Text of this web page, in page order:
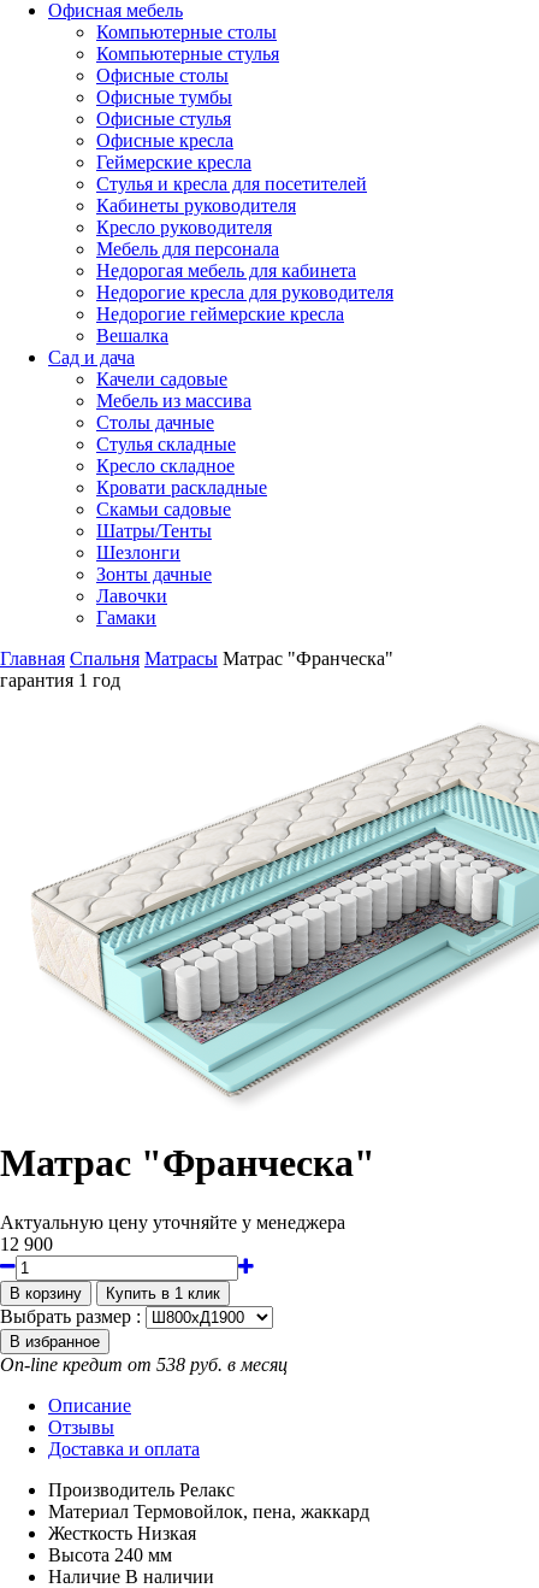
Офисная мебель
Компьютерные столы
Компьютерные стулья
Офисные столы
Офисные тумбы
Офисные стулья
Офисные кресла
Геймерские кресла
Стулья и кресла для посетителей
Кабинеты руководителя
Кресло руководителя
Мебель для персонала
Недорогая мебель для кабинета
Недорогие кресла для руководителя
Недорогие геймерские кресла
Вешалка
Сад и дача
Качели садовые
Мебель из массива
Столы дачные
Стулья складные
Кресло складное
Кровати раскладные
Скамьи садовые
Шатры/Тенты
Шезлонги
Зонты дачные
Лавочки
Гамаки
Главная Спальня Матрасы Матрас "Франческа"
гарантия 1 год
Матрас "Франческа"
Актуальную цену уточняйте у менеджера
12 900
Выбрать размер :
On-line кредит от 538 руб. в месяц
Описание
Отзывы
Доставка и оплата
Производитель Релакс
Материал Термовойлок, пена, жаккард
Жесткость Низкая
Высота 240 мм
Наличие В наличии